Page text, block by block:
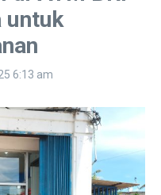
untuk
6:13 am